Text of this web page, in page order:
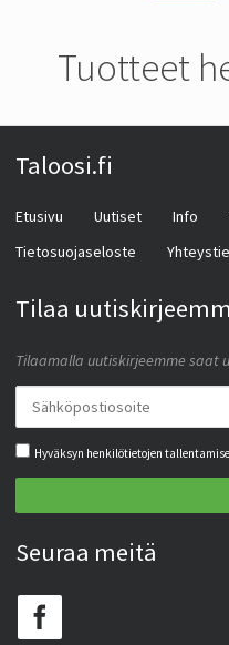
Tuotteet
Taloosi.fi
Etusivu Uutiset Info
Tietosuojaseloste
Tilaa
Tilaamalla uutiskirjeemme saat
Hyväksyn henkilötietojen
Seuraa meitä